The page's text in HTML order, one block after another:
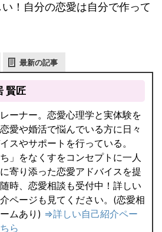
！自分の恋愛は自分で作って
最新の記事
賢匠
ーナー。恋愛心理学と実体験を
愛や婚活で悩んでいる方に日々
スやサポートを行っている。
ち」をなくすをコンセプトに一人
寄り添った恋愛アドバイスを提
時、恋愛相談も受付中！詳しい
ページも見てください。(恋愛相
ムあり) ⇒詳しい自己紹介ペー
ら